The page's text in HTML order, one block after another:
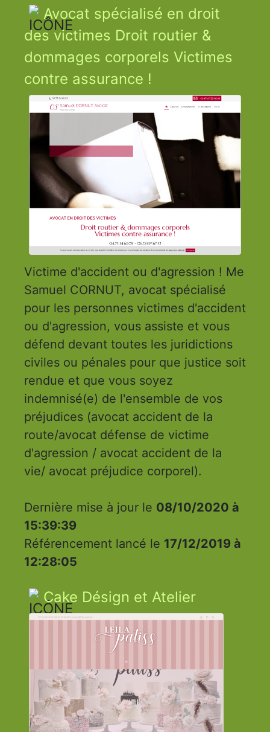
Avocat spécialisé en droit
des victimes Droit routier &
dommages corporels Victimes
contre assurance !
Victime d'accident ou d'agression ! Me
Samuel CORNUT, avocat spécialisé
pour les personnes victimes d'accident
ou d'agression, vous assiste et vous
défend devant toutes les juridictions
civiles ou pénales pour que justice soit
rendue et que vous soyez
indemnisé(e) de l'ensemble de vos
préjudices (avocat accident de la
route/avocat défense de victime
d'agression / avocat accident de la
vie/ avocat préjudice corporel).
Dernière mise à jour le 08/10/2020 à
15:39:39
Référencement lancé le 17/12/2019 à
12:28:05
Cake Désign et Atelier